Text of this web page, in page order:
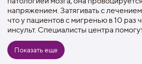
напряжением. Затягивать с
что у пациентов с мигренью в 10 раз
инсульт. Специалисты центра
этого не произошло.
Еще одно направление деятельности
Азия» - лечение лицевых болей. В их
Показать еще